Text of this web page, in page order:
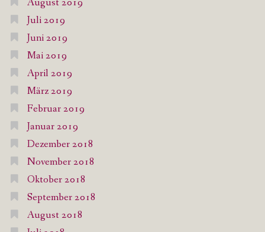
Juli 2019
Juni 2019
Mai 2019
April 2019
März 2019
Februar 2019
Januar 2019
Dezember 2018
November 2018
Oktober 2018
September 2018
August 2018